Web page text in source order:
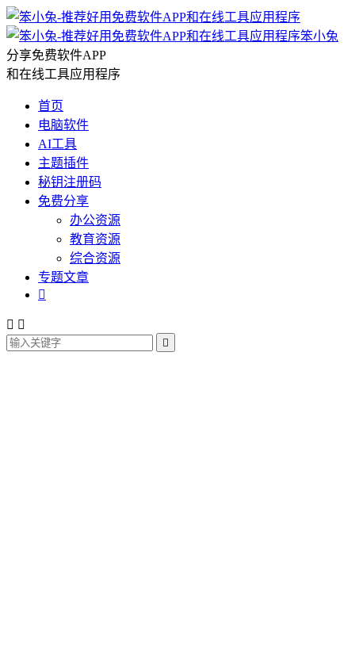
笨小兔
分享免费软件APP
和在线工具应用程序
首页
电脑软件
AI工具
主题插件
秘钥注册码
免费分享
办公资源
教育资源
综合资源
专题文章

 
